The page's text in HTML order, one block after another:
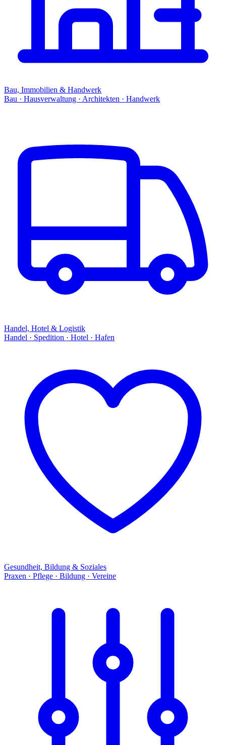
Bau, Immobilien & Handwerk
Bau · Hausverwaltung · Architekten · Handwerk
Handel, Hotel & Logistik
Handel · Spedition · Hotel · Hafen
Gesundheit, Bildung & Soziales
Praxen · Pflege · Bildung · Vereine